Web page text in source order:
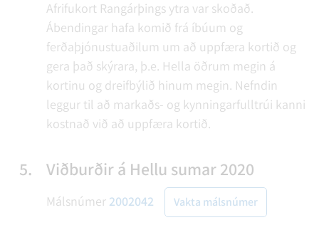
Afrifukort Rangárþings ytra var skoðað.
Ábendingar hafa komið frá íbúum og
ferðaþjónustuaðilum um að uppfæra kortið og
gera það skýrara, þ.e. Hella öðrum megin á
kortinu og dreifbýlið hinum megin. Nefndin
leggur til að markaðs- og kynningarfulltrúi kanni
kostnað við að uppfæra kortið.
5. Viðburðir á Hellu sumar 2020
Málsnúmer 2002042 Vakta málsnúmer